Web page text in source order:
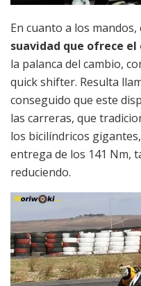
En cuanto a los mandos,
suavidad que ofrece
la palanca del cambio,
quick shifter. Resulta
conseguido que este
las carreras, que
los bicilíndricos
entrega de los 141 Nm,
reduciendo.